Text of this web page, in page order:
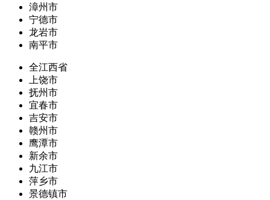
漳州市
宁德市
龙岩市
南平市
全江西省
上饶市
抚州市
宜春市
吉安市
赣州市
鹰潭市
新余市
九江市
萍乡市
景德镇市